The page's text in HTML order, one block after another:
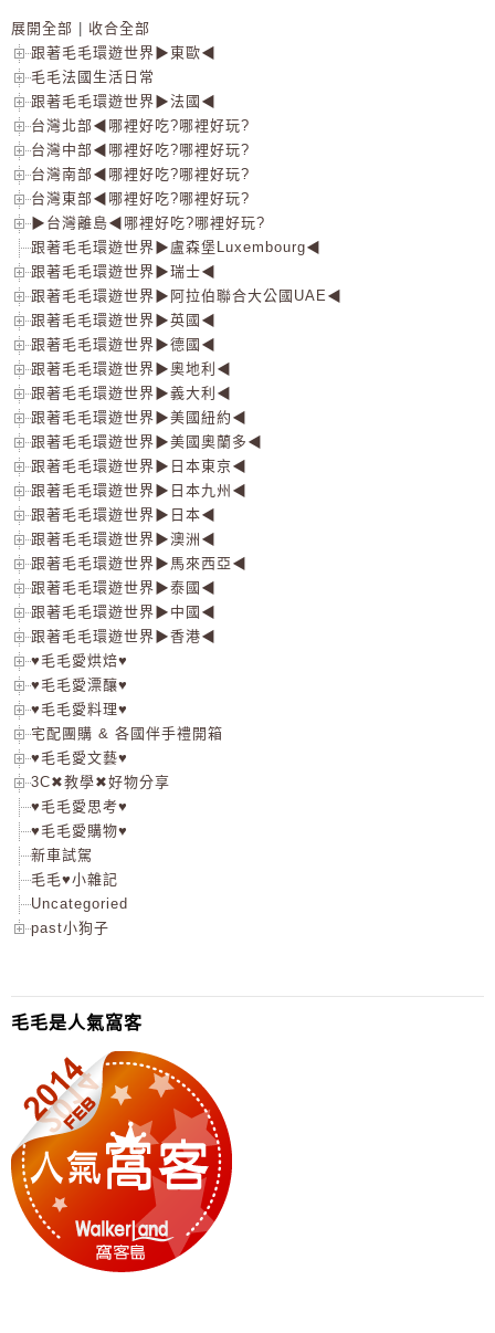
展開全部
收合全部
跟著毛毛環遊世界▶東歐◀
毛毛法國生活日常
跟著毛毛環遊世界▶法國◀
台灣北部◀哪裡好吃?哪裡好玩?
台灣中部◀哪裡好吃?哪裡好玩?
台灣南部◀哪裡好吃?哪裡好玩?
台灣東部◀哪裡好吃?哪裡好玩?
▶台灣離島◀哪裡好吃?哪裡好玩?
跟著毛毛環遊世界▶盧森堡Luxembourg◀
跟著毛毛環遊世界▶瑞士◀
跟著毛毛環遊世界▶阿拉伯聯合大公國UAE◀
跟著毛毛環遊世界▶英國◀
跟著毛毛環遊世界▶德國◀
跟著毛毛環遊世界▶奧地利◀
跟著毛毛環遊世界▶義大利◀
跟著毛毛環遊世界▶美國紐約◀
跟著毛毛環遊世界▶美國奧蘭多◀
跟著毛毛環遊世界▶日本東京◀
跟著毛毛環遊世界▶日本九州◀
跟著毛毛環遊世界▶日本◀
跟著毛毛環遊世界▶澳洲◀
跟著毛毛環遊世界▶馬來西亞◀
跟著毛毛環遊世界▶泰國◀
跟著毛毛環遊世界▶中國◀
跟著毛毛環遊世界▶香港◀
♥毛毛愛烘焙♥
♥毛毛愛漂釀♥
♥毛毛愛料理♥
宅配團購 & 各國伴手禮開箱
♥毛毛愛文藝♥
3C✖教學✖好物分享
♥毛毛愛思考♥
♥毛毛愛購物♥
新車試駕
毛毛♥小雜記
Uncategoried
past小狗子
毛毛是人氣窩客